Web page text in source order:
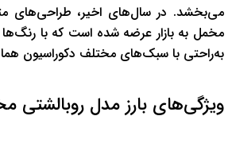
می‌بخشد. در سال‌های اخیر، طراحی‌های
مخمل به بازار عرضه شده است که با
به‌راحتی با سبک‌های مختلف دکوراسیون
ویژگی‌های بارز مدل روبالشتی